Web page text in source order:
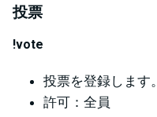
投票
!vote
投票を登録します。
許可：全員